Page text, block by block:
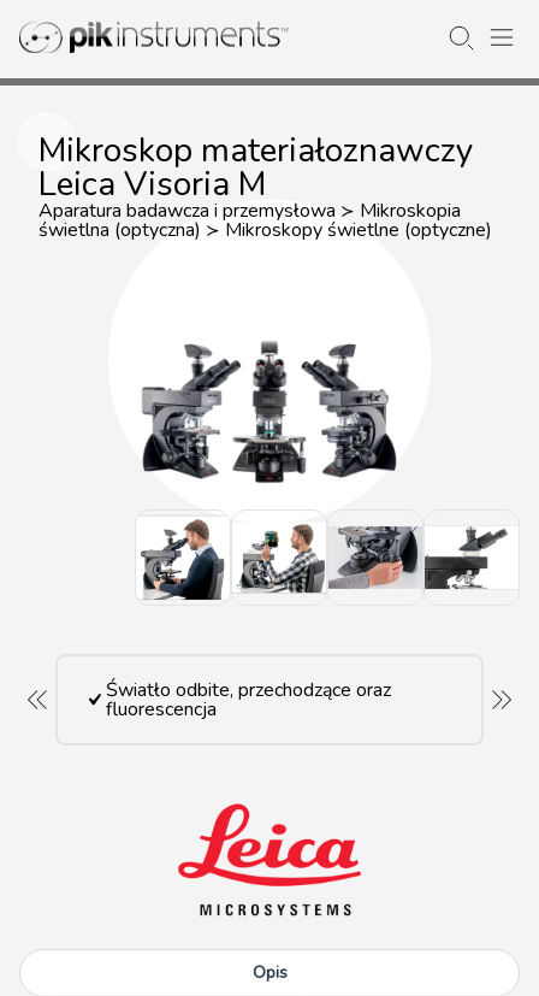
Mikroskop materiałoznawczy
Leica Visoria M
Aparatura badawcza i przemysłowa ≻ Mikroskopia
świetlna (optyczna) ≻ Mikroskopy świetlne (optyczne)
Światło odbite, przechodzące oraz
fluorescencja
Opis